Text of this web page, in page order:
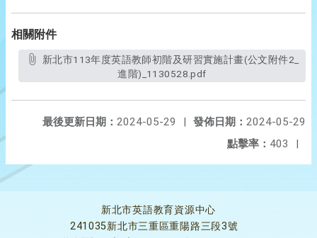
相關附件
進階)_1130528.pdf
發佈日期： 2024-05-29
最後更新日期： 2024-05-29
|
點擊率： 403 |
新北市英語教育資源中心
241035新北市三重區重陽路三段3號